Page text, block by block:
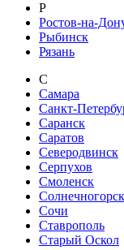
Р
Ростов-на-
Рыбинск
Рязань
С
Самара
Санкт-
Саранск
Саратов
Северодвинск
Серпухов
Смоленск
Солнечногорск
Сочи
Ставрополь
Старый Оскол